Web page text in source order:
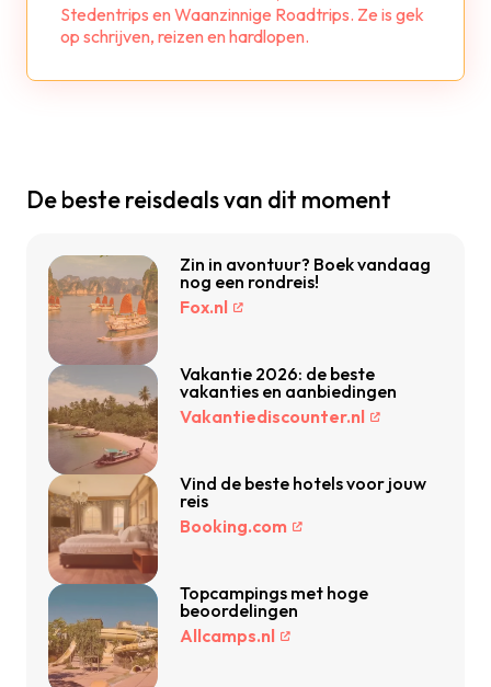
Stedentrips en Waanzinnige Roadtrips. Ze is gek
op schrijven, reizen en hardlopen.
De beste reisdeals van dit moment
Zin in avontuur? Boek vandaag
nog een rondreis!
Fox.nl
Vakantie 2026: de beste
vakanties en aanbiedingen
Vakantiediscounter.nl
Vind de beste hotels voor jouw
reis
Booking.com
Topcampings met hoge
beoordelingen
Allcamps.nl